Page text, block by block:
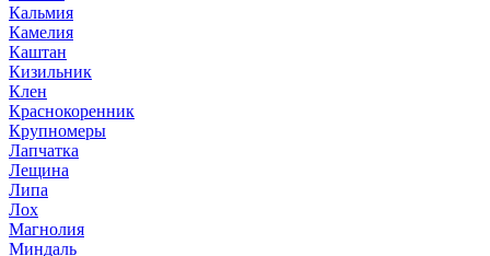
Кальмия
Камелия
Каштан
Кизильник
Клен
Краснокоренник
Крупномеры
Лапчатка
Лещина
Липа
Лох
Магнолия
Миндаль